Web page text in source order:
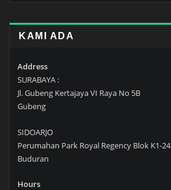
KAMI ADA
Address
SURABAYA :
Jl. Gubeng Kertajaya VI Raya No 5B
Gubeng
SIDOARJO
Perumahan Park Royal Regency Blok K1-24
Buduran
Hours